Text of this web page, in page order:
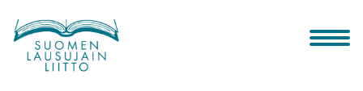
sisältöön